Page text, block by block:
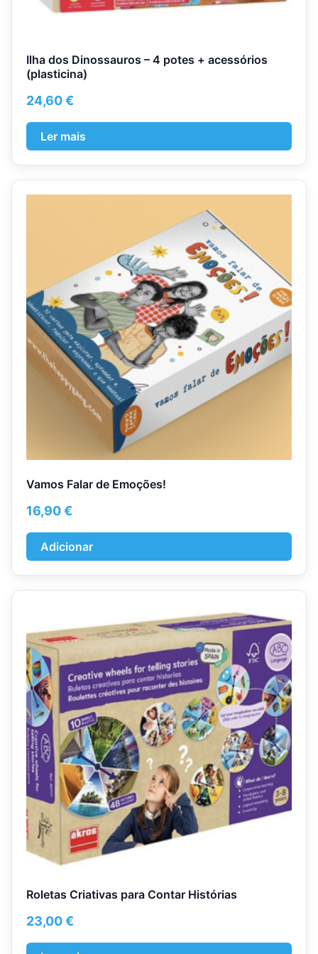
Ilha dos Dinossauros – 4 potes + acessórios
(plasticina)
24,60€
Ler mais
Vamos Falar de Emoções!
16,90€
Adicionar
Roletas Criativas para Contar Histórias
23,00€